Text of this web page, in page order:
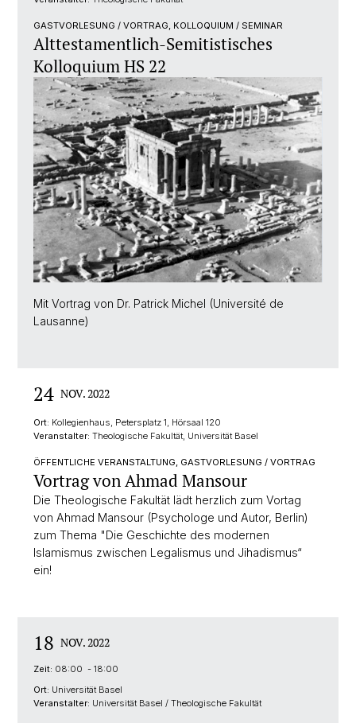
GASTVORLESUNG / VORTRAG, KOLLOQUIUM / SEMINAR
Alttestamentlich-Semitistisches
Kolloquium HS 22
Mit Vortrag von Dr. Patrick Michel (Université de
Lausanne)
24 NOV. 2022
Ort: Kollegienhaus, Petersplatz 1, Hörsaal 120
Veranstalter: Theologische Fakultät, Universität Basel
ÖFFENTLICHE VERANSTALTUNG, GASTVORLESUNG / VORTRAG
Vortrag von Ahmad Mansour
Die Theologische Fakultät lädt herzlich zum Vortag
von Ahmad Mansour (Psychologe und Autor, Berlin)
zum Thema "Die Geschichte des modernen
Islamismus zwischen Legalismus und Jihadismus“
ein!
18 NOV. 2022
Zeit: 08:00 - 18:00
Ort: Universität Basel
Veranstalter: Universität Basel / Theologische Fakultät